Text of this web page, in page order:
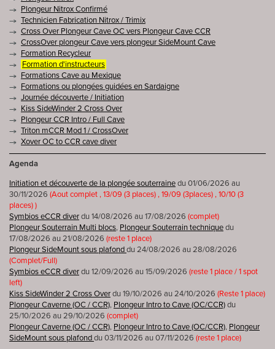
Plongeur Nitrox Confirmé
Technicien Fabrication Nitrox / Trimix
Cross Over Plongeur Cave OC vers Plongeur Cave CCR
CrossOver plongeur Cave vers plongeur SideMount Cave
Formation Recycleur
Formation d'instructeurs
Formations Cave au Mexique
Formations ou plongées guidées en Sardaigne
Journée découverte / Initiation
Kiss SideWinder 2 Cross Over
Plongeur CCR Intro / Full Cave
Triton mCCR Mod 1 / CrossOver
Xover OC to CCR cave diver
Agenda
Initiation et découverte de la plongée souterrainedu 01/06/2026 au
30/11/2026 (Aout complet , 13/09 (3 places) , 19/09 (3places) , 10/10 (3
places) )
Symbios eCCR diverdu 14/08/2026 au 17/08/2026 (complet)
Plongeur Souterrain Multi blocs, Plongeur Souterrain techniquedu
17/08/2026 au 21/08/2026 (reste 1 place)
Plongeur SideMount sous plafonddu 24/08/2026 au 28/08/2026
(Complet/Full)
Symbios eCCR diverdu 12/09/2026 au 15/09/2026 (reste 1 place / 1 spot
left)
Kiss SideWinder 2 Cross Overdu 19/10/2026 au 24/10/2026 (Reste 1 place)
Plongeur Caverne (OC / CCR), Plongeur Intro to Cave (OC/CCR)du
25/10/2026 au 29/10/2026 (complet)
Plongeur Caverne (OC / CCR), Plongeur Intro to Cave (OC/CCR), Plongeur
SideMount sous plafonddu 03/11/2026 au 07/11/2026 (reste 1 place)